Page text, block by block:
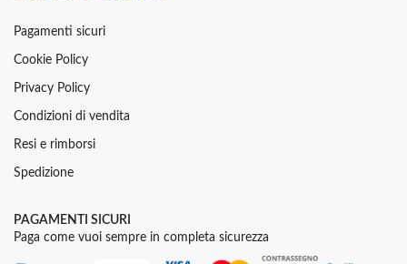
Pagamenti sicuri
Cookie Policy
Privacy Policy
Condizioni di vendita
Resi e rimborsi
Spedizione
PAGAMENTI SICURI
Paga come vuoi sempre in completa sicurezza